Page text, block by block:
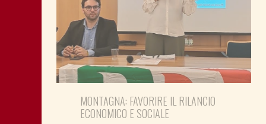
MONTAGNA: FAVORIRE IL RILANCIO
ECONOMICO E SOCIALE